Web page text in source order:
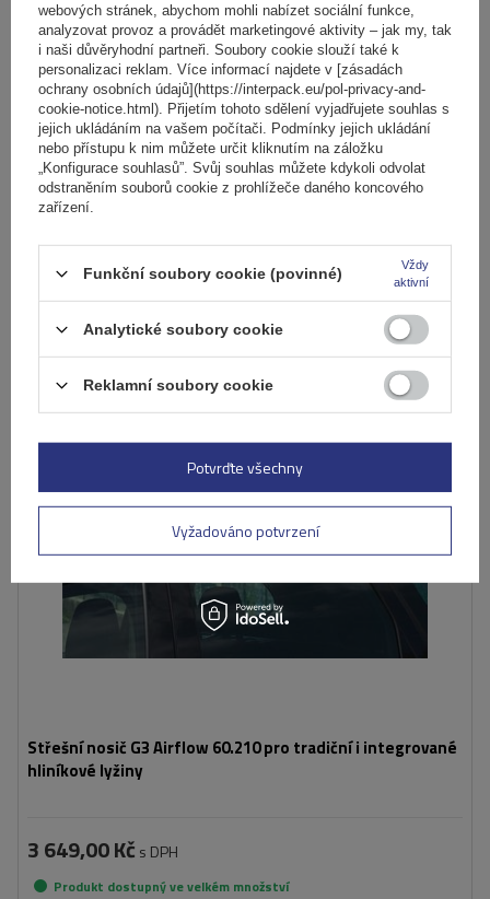
Střešní nosič G3 CL 61.110 univerzální pro tradiční a
integrované ocelové zábradlí
2 189,00 Kč
Produkt dostupný ve velkém množství
Již nyní zašleme10. srpna
Přidat
do
Střešní nosič G3 Airflow 60.210 pro tradiční i integrované
hliníkové lyžiny
3 649,00 Kč s DPH
Produkt dostupný ve velkém množství
webových stránek, abychom mohli nabízet sociální funkce,
analyzovat provoz a provádět marketingové aktivity – jak my, tak
i naši důvěryhodní partneři. Soubory cookie slouží také k
personalizaci reklam. Více informací najdete v [zásadách
ochrany osobních údajů](https://interpack.eu/pol-privacy-and-
cookie-notice.html). Přijetím tohoto sdělení vyjadřujete souhlas s
jejich ukládáním na vašem počítači. Podmínky jejich ukládání
nebo přístupu k nim můžete určit kliknutím na záložku
„Konfigurace souhlasů”. Svůj souhlas můžete kdykoli odvolat
odstraněním souborů cookie z prohlížeče daného koncového
zařízení.
Funkční soubory cookie (povinné)
Vždy
aktivní
Analytické soubory cookie
Reklamní soubory cookie
Vyžadováno potvrzení
Potvrďte všechny